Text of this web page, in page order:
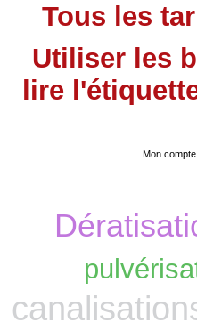
Tous les
Utiliser les
lire
Mon compte